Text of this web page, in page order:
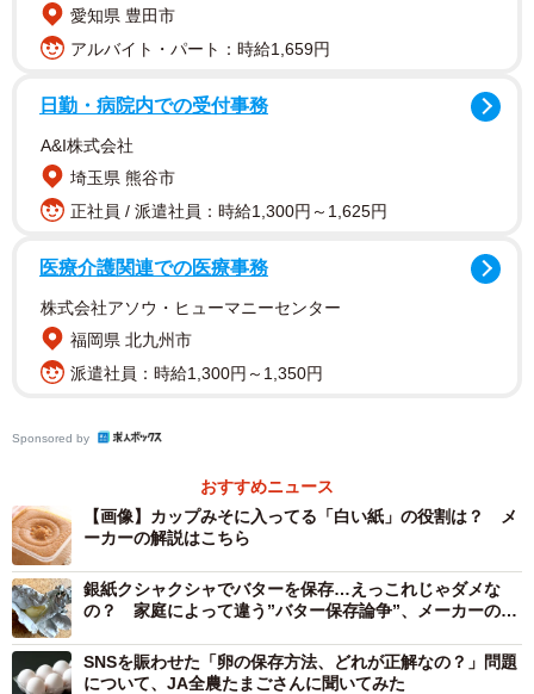
脱酸素剤は開封したらすぐに捨ててOK
白い紙と一緒に入っている、小さな袋の正体は「脱酸素
剤」です。投稿によると「脱酸素剤は、開封したらすぐに
捨ててOKです」とのこと。
脱酸素剤の中には鉄粉が入っていて、鉄が酸化する性質を
利用して酸素を吸収します。カップみそは、みそとフタの
間に空気があるため、この空気中の酸素を「脱酸素剤」に
吸収させて、みその劣化を防いでいるのです。しかし開封
後はその効果がなくなるため、捨ててしまって問題ないと
のことでした。
愛知県 豊田市
アルバイト・パート：時給1,659円
日勤・病院内での受付事務
A&I株式会社
埼玉県 熊谷市
正社員 / 派遣社員：時給1,300円～1,625円
医療介護関連での医療事務
株式会社アソウ・ヒューマニーセンター
福岡県 北九州市
派遣社員：時給1,300円～1,350円
Sponsored by
おすすめニュース
【画像】カップみそに入ってる「白い紙」の役割は？ メ
ーカーの解説はこちら
銀紙クシャクシャでバターを保存…えっこれじゃダメな
の？ 家庭によって違う”バター保存論争”、メーカーの意
SNSを賑わせた「卵の保存方法、どれが正解なの？」問題
について、JA全農たまごさんに聞いてみた